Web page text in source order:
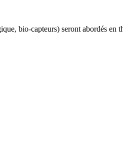
bio-capteurs) seront abordés en